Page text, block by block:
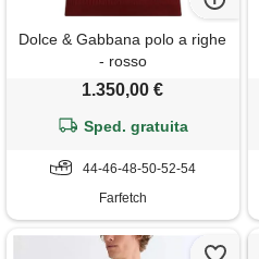
Dolce & Gabbana polo a righe
- rosso
1.350,00 €
Sped. gratuita
44-46-48-50-52-54
Farfetch